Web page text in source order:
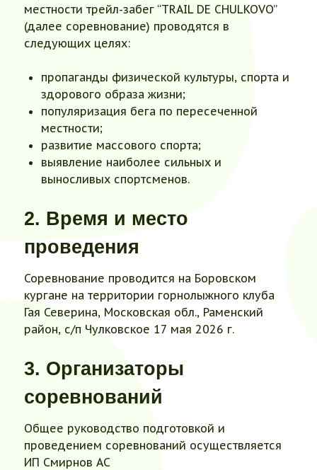
местности трейл-забег “TRAIL DE CHULKOVO”
(далее соревнование) проводятся в
следующих целях:
пропаганды физической культуры, спорта и
здорового образа жизни;
популяризация бега по пересеченной
местности;
развитие массового спорта;
выявление наиболее сильных и
выносливых спортсменов.
2. Время и место
проведения
Соревнование проводится на Боровском
кургане на территории горнолыжного клуба
Гая Северина, Московская обл., Раменский
район, с/п Чулковское 17 мая 2026 г.
3. Организаторы
соревнований
Общее руководство подготовкой и
проведением соревнований осуществляется
ИП Смирнов АС